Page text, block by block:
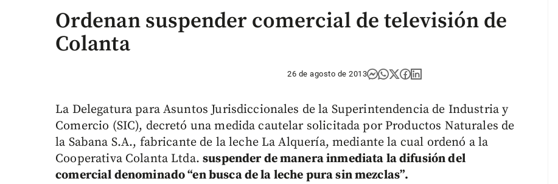
Ordenan suspender comercial de televisión de
Colanta
26 de agosto de 2013
La Delegatura para Asuntos Jurisdiccionales de la Superintendencia de Industria y
Comercio (SIC), decretó una medida cautelar solicitada por Productos Naturales de
la Sabana S.A., fabricante de la leche La Alquería, mediante la cual ordenó a la
Cooperativa Colanta Ltda.suspender de manera inmediata la difusión del
comercial denominado “en busca de la leche pura sin mezclas”.